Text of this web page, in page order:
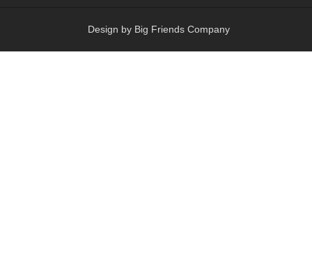
Design by Big Friends Company